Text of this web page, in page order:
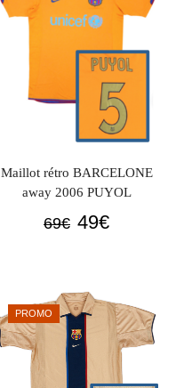
Maillot rétro BARCELONE
away 2006 PUYOL
69€ Le
était :
69€.
49€Le
49€.
PROMO